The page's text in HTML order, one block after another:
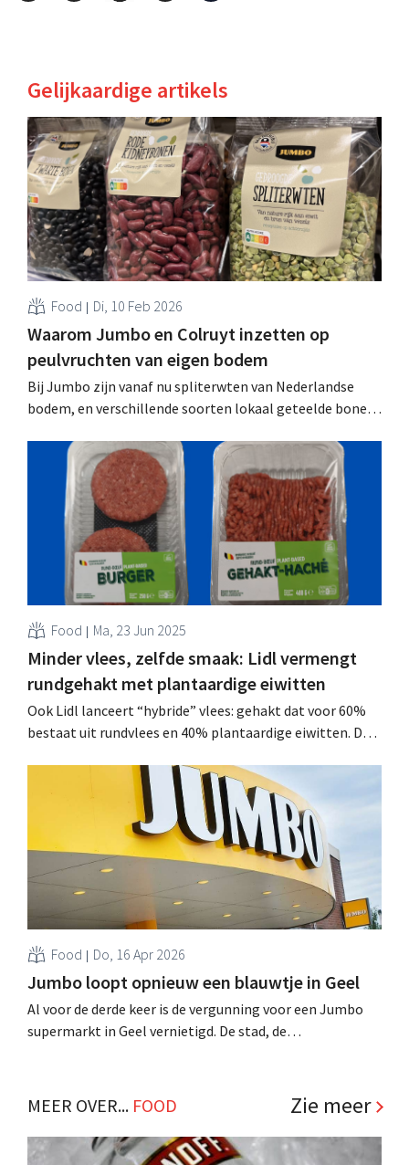
Gelijkaardige artikels
Food Di, 10 Feb 2026
Waarom Jumbo en Colruyt inzetten op
peulvruchten van eigen bodem
Bij Jumbo zijn vanaf nu spliterwten van Nederlandse
bodem, en verschillende soorten lokaal geteelde bonen,
falafel van Belgische gele erwt, als alternatief voor
uitheemse kikkererwten. .
Food Ma, 23 Jun 2025
Minder vlees, zelfde smaak: Lidl vermengt
rundgehakt met plantaardige eiwitten
Ook Lidl lanceert “hybride” vlees: gehakt dat voor 60%
bestaat uit rundvlees en 40% plantaardige eiwitten. De
gehakt, met een CO₂-uitstoot die tot 40% lager is. .
Food Do, 16 Apr 2026
Jumbo loopt opnieuw een blauwtje in Geel
Al voor de derde keer is de vergunning voor een Jumbo
supermarkt in Geel vernietigd. De stad, de
MEER OVER... FOOD Zie meer